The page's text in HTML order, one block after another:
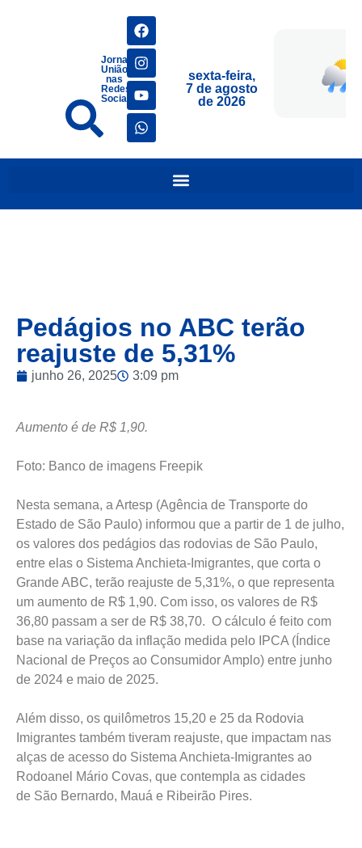
Jornais
União
nas
Redes
Sociais
sexta-feira,
7 de agosto
de 2026
Pedágios no ABC terão
reajuste de 5,31%
junho 26, 2025 3:09 pm
Aumento é de R$ 1,90.
Foto: Banco de imagens Freepik
Nesta semana, a Artesp (Agência de Transporte do
Estado de São Paulo) informou que a partir de 1 de julho,
os valores dos pedágios das rodovias de São Paulo,
entre elas o Sistema Anchieta-Imigrantes, que corta o
Grande ABC, terão reajuste de 5,31%, o que representa
um aumento de R$ 1,90. Com isso, os valores de R$
36,80 passam a ser de R$ 38,70. O cálculo é feito com
base na variação da inflação medida pelo IPCA (Índice
Nacional de Preços ao Consumidor Amplo) entre junho
de 2024 e maio de 2025.
Além disso, os quilômetros 15,20 e 25 da Rodovia
Imigrantes também tiveram reajuste, que impactam nas
alças de acesso do Sistema Anchieta-Imigrantes ao
Rodoanel Mário Covas, que contempla as cidades
de São Bernardo, Mauá e Ribeirão Pires.